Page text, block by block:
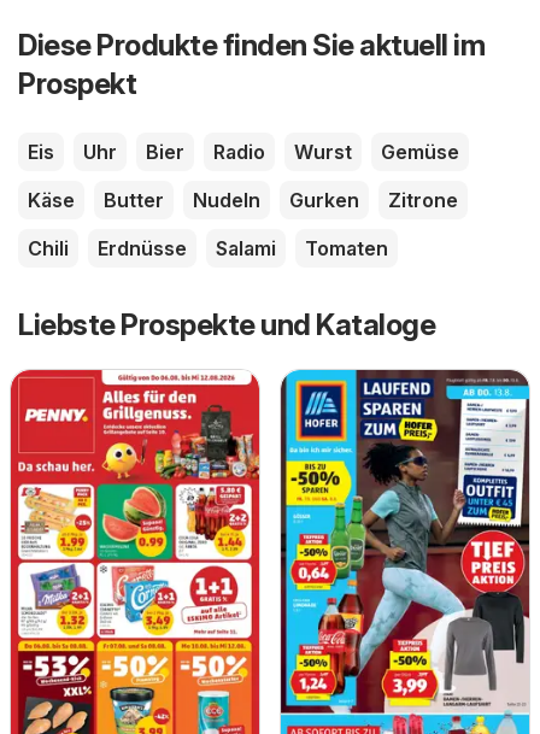
Diese Produkte finden Sie aktuell im
Prospekt
Eis Uhr Bier Radio Wurst
Gemüse
Käse
Butter Nudeln Gurken
Zitrone
Chili
Erdnüsse Salami Tomaten
Liebste Prospekte und Kataloge